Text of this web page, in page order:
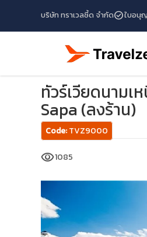
บริษัท ทราเวลซี้ด จำกัดcheck_circleใบอนุ
calendar_month
หน้าแรก โปรแกรมทัวร์ ทั
ทัวร์เวียดนาม
Sapa (ลงร้าน)
Code:TVZ9000
visibility1085